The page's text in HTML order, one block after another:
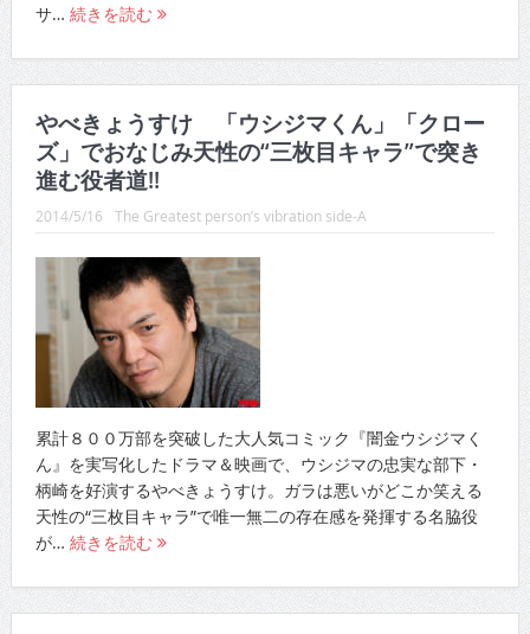
サ… 続きを読む
やべきょうすけ 「ウシジマくん」「クロー
ズ」でおなじみ天性の“三枚目キャラ”で突き
進む役者道!!
2014/5/16 The Greatest person’s vibration side-A
累計８００万部を突破した大人気コミック『闇金ウシジマく
ん』を実写化したドラマ＆映画で、ウシジマの忠実な部下・
柄崎を好演するやべきょうすけ。ガラは悪いがどこか笑える
天性の“三枚目キャラ”で唯一無二の存在感を発揮する名脇役
が… 続きを読む